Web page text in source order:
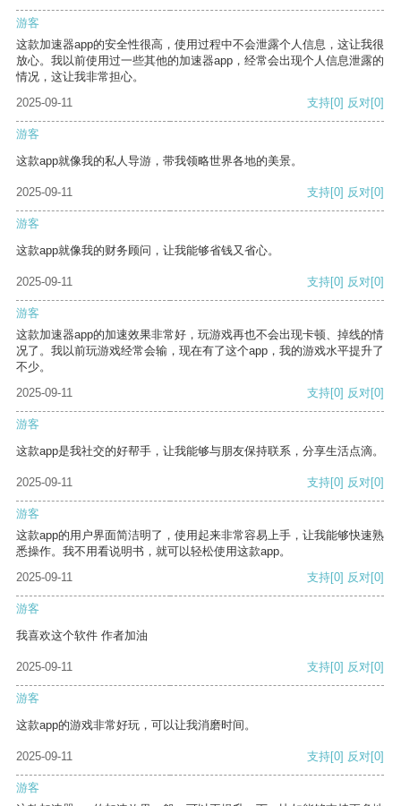
游客
这款加速器app的安全性很高，使用过程中不会泄露个人信息，这让我很
放心。我以前使用过一些其他的加速器app，经常会出现个人信息泄露的
情况，这让我非常担心。
2025-09-11
支持[0] 反对[0]
游客
这款app就像我的私人导游，带我领略世界各地的美景。
2025-09-11 支持[0] 反对[0]
游客
这款app就像我的财务顾问，让我能够省钱又省心。
2025-09-11 支持[0] 反对[0]
游客
这款加速器app的加速效果非常好，玩游戏再也不会出现卡顿、掉线的情
况了。我以前玩游戏经常会输，现在有了这个app，我的游戏水平提升了
不少。
2025-09-11
支持[0] 反对[0]
游客
这款app是我社交的好帮手，让我能够与朋友保持联系，分享生活点滴。
2025-09-11 支持[0] 反对[0]
游客
这款app的用户界面简洁明了，使用起来非常容易上手，让我能够快速熟
悉操作。我不用看说明书，就可以轻松使用这款app。
2025-09-11
支持[0] 反对[0]
游客
我喜欢这个软件 作者加油
2025-09-11 支持[0] 反对[0]
游客
这款app的游戏非常好玩，可以让我消磨时间。
2025-09-11 支持[0] 反对[0]
游客